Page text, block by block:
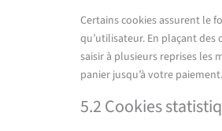
Certains cookies assurent le
qu’utilisateur. En plaçant des
saisir à plusieurs reprises les
panier jusqu’à votre
5.2 Cookies